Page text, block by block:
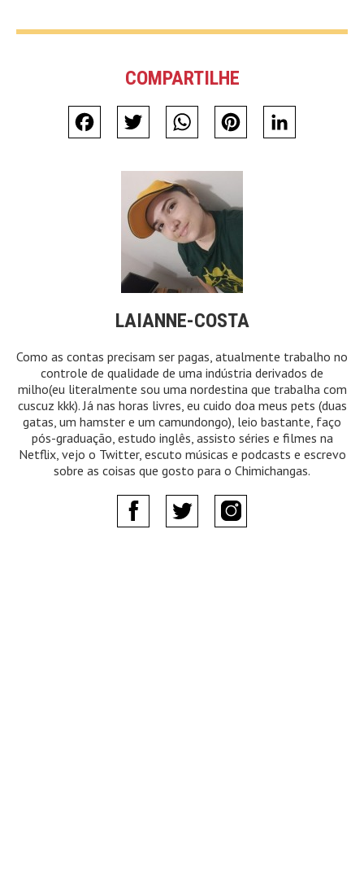
COMPARTILHE
FacebookTwitter WhatsAppPinterestLinkedIn
LAIANNE-COSTA
Como as contas precisam ser pagas, atualmente trabalho no
controle de qualidade de uma indústria derivados de
milho(eu literalmente sou uma nordestina que trabalha com
cuscuz kkk). Já nas horas livres, eu cuido doa meus pets (duas
gatas, um hamster e um camundongo), leio bastante, faço
pós-graduação, estudo inglês, assisto séries e filmes na
Netflix, vejo o Twitter, escuto músicas e podcasts e escrevo
sobre as coisas que gosto para o Chimichangas.